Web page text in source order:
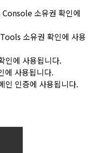
소유권 확인에
소유권 확인에 사용
인에 사용됩니다.
에 사용됩니다.
인증에 사용됩니다.